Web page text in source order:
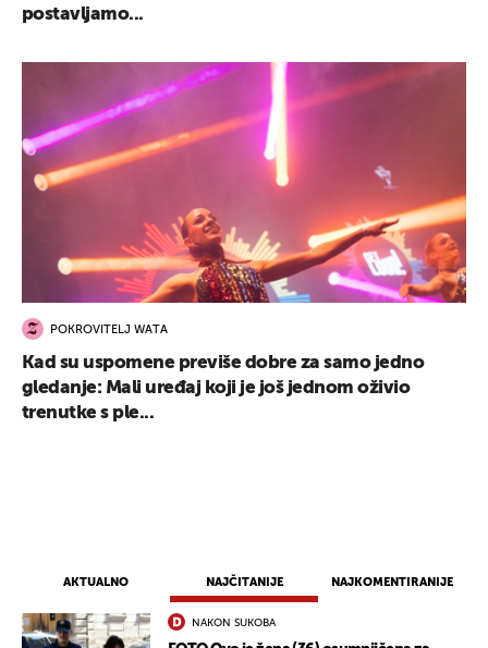
AKTUALNO NAJČITANIJE NAJKOMENTIRANIJE
NAKON SUKOBA
postavljamo...
POKROVITELJ WATA
Kad su uspomene previše dobre za samo jedno
gledanje: Mali uređaj koji je još jednom oživio
trenutke s ple...